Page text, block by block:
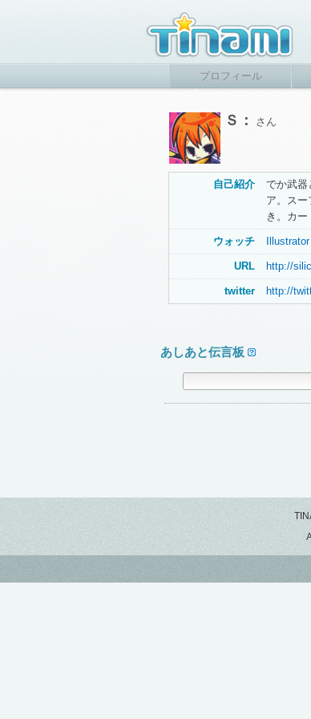
プロフィール
Ｓ： さん
自己紹介
でか武器
ア。ス
き。カー
ウォッチ Illustrator
URL http://
twitter http://
あしあと伝言板